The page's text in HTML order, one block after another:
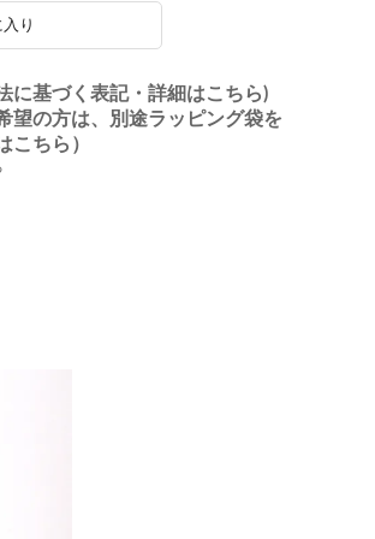
り
に基づく表記・詳細はこちら)
望の方は、別途ラッピング袋を
こちら）